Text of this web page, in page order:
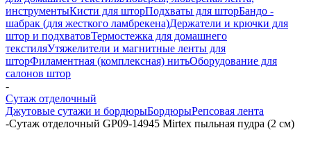
инструментыКисти для шторПодхваты для шторБандо -
шабрак (для жесткого ламбрекена)Держатели и крючки для
штор и подхватовТермостежка для домашнего
текстиляУтяжелители и магнитные ленты для
шторФиламентная (комплексная) нитьОборудование для
салонов штор
-
Сутаж отделочный
Джутовые сутажи и бордюрыБордюрыРепсовая лента
-Сутаж отделочный GP09-14945 Mirtex пыльная пудра (2 см)